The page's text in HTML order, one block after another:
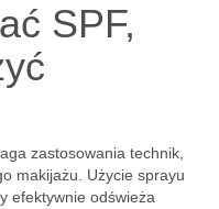
SPF,
zastosowania technik,
makijażu. Użycie sprayu
efektywnie odświeża